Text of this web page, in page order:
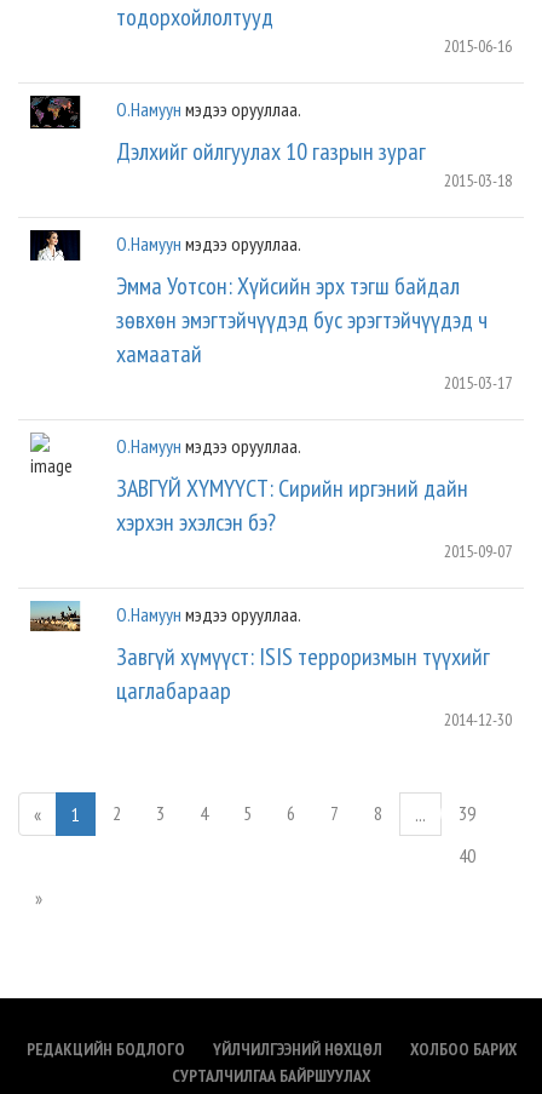
тодорхойлолтууд
2015-06-16
О.Намуун мэдээ орууллаа.
Дэлхийг ойлгуулах 10 газрын зураг
2015-03-18
О.Намуун мэдээ орууллаа.
Эмма Уотсон: Хүйсийн эрх тэгш байдал
зөвхөн эмэгтэйчүүдэд бус эрэгтэйчүүдэд ч
хамаатай
2015-03-17
О.Намуун мэдээ орууллаа.
ЗАВГҮЙ ХҮМҮҮСТ: Сирийн иргэний дайн
хэрхэн эхэлсэн бэ?
2015-09-07
О.Намуун мэдээ орууллаа.
Завгүй хүмүүст: ISIS терроризмын түүхийг
цаглабараар
2014-12-30
« 1 2 3 4 5 6 7 8 ...
39
40
»
РЕДАКЦИЙН БОДЛОГО ҮЙЛЧИЛГЭЭНИЙ НӨХЦӨЛ
ХОЛБОО БАРИХ
СУРТАЛЧИЛГАА БАЙРШУУЛАХ